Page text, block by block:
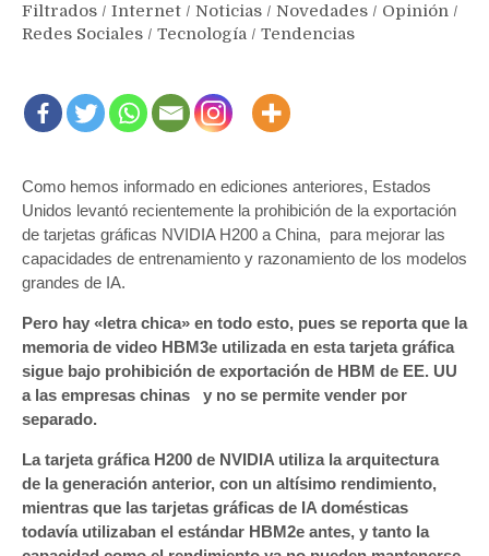
Filtrados / Internet / Noticias / Novedades / Opinión /
Redes Sociales / Tecnología / Tendencias
Como hemos informado en ediciones anteriores, Estados
Unidos levantó recientemente la prohibición de la exportación
de tarjetas gráficas NVIDIA H200 a China, para mejorar las
capacidades de entrenamiento y razonamiento de los modelos
grandes de IA.
Pero hay «letra chica» en todo esto, pues se reporta que la
memoria de video HBM3e utilizada en esta tarjeta gráfica
sigue bajo prohibición de exportación de HBM de EE. UU
a las empresas chinas y no se permite vender por
separado.
La tarjeta gráfica H200 de NVIDIA utiliza la arquitectura
de la generación anterior, con un altísimo rendimiento,
mientras que las tarjetas gráficas de IA domésticas
todavía utilizaban el estándar HBM2e antes, y tanto la